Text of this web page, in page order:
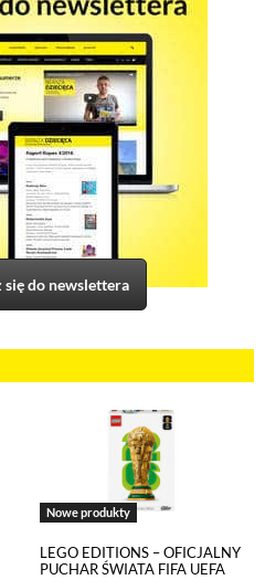
się do newslettera
Nowe produkty
LEGO EDITIONS – OFICJALNY
PUCHAR ŚWIATA FIFA UEFA